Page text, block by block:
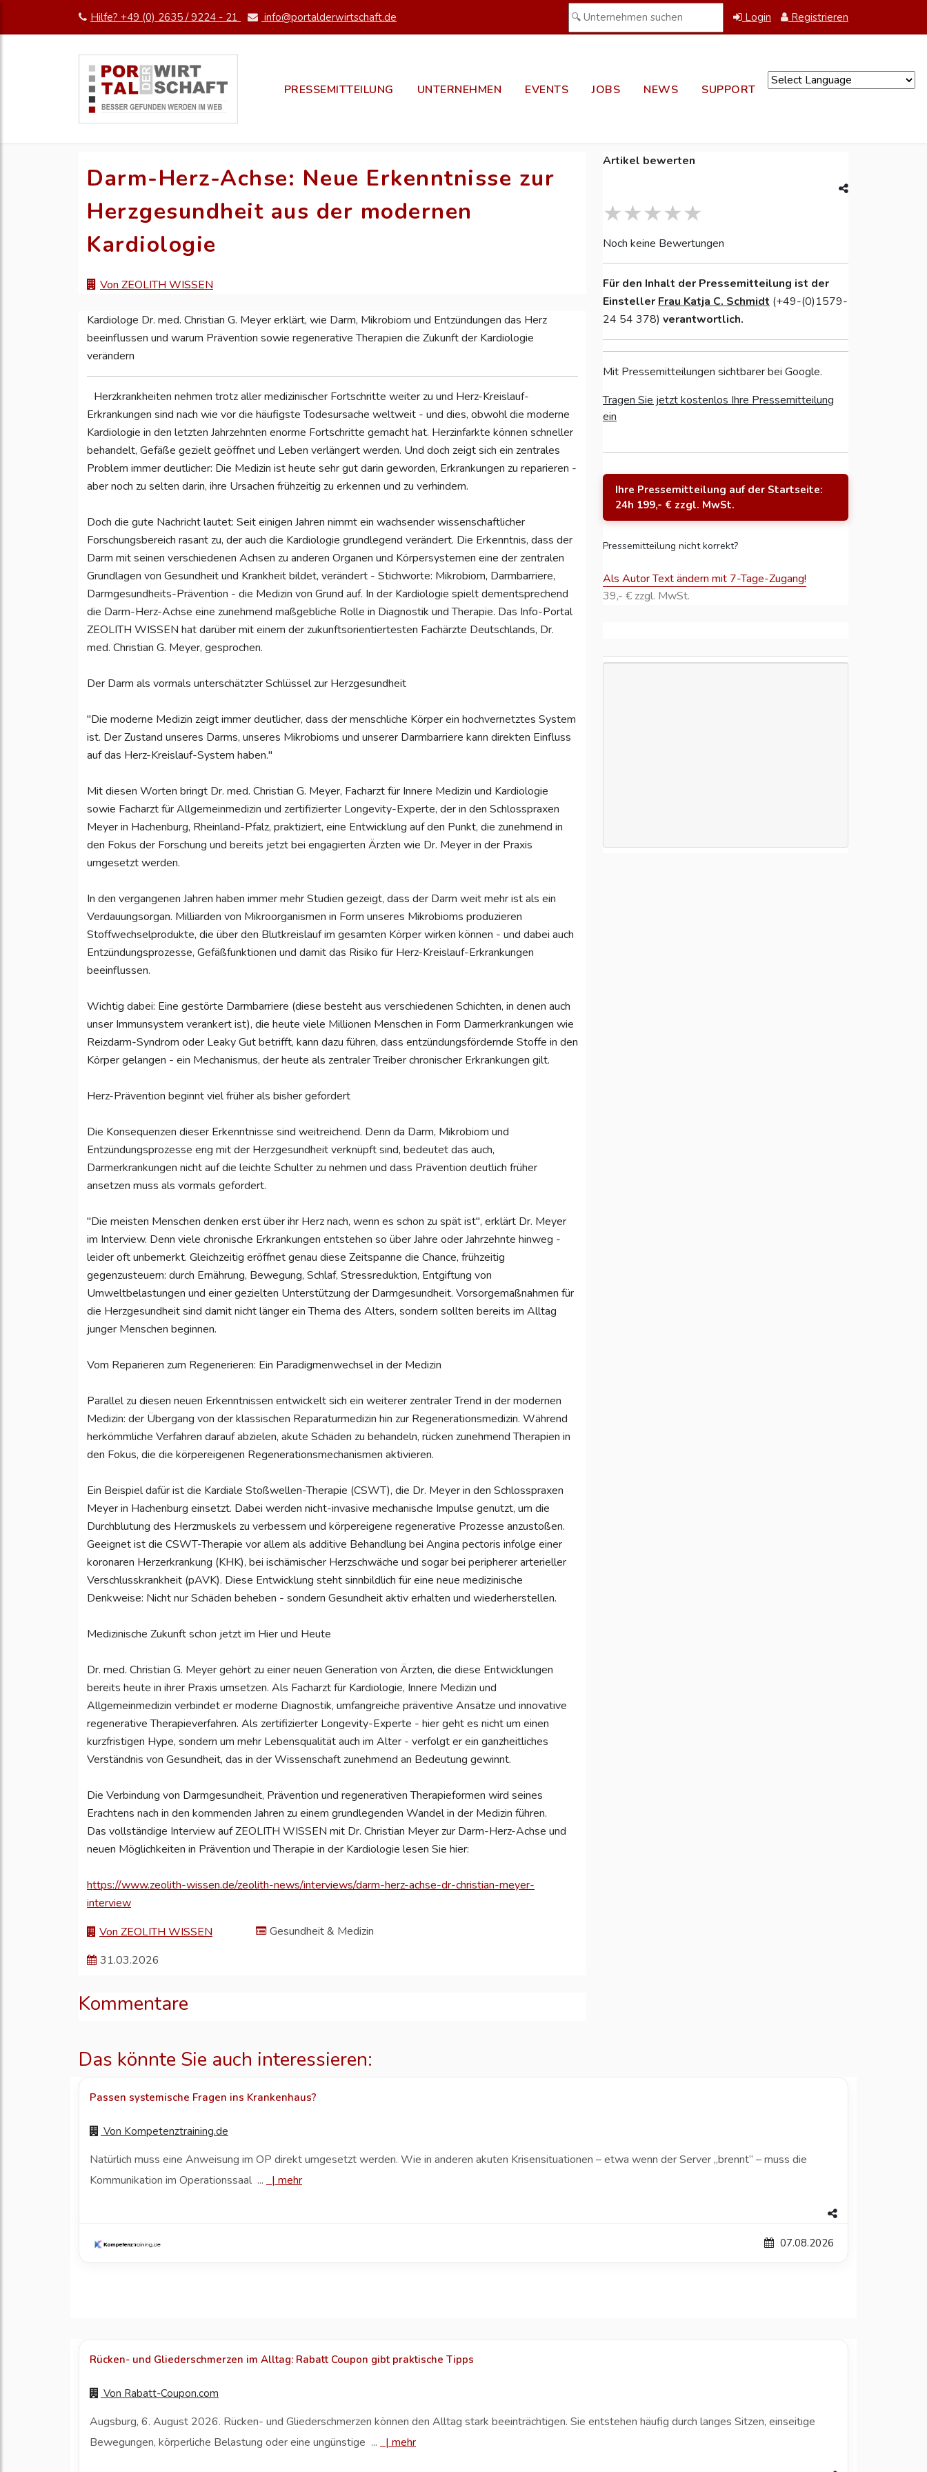
Hilfe? +49 (0) 2635 / 9224 - 21 info@portalderwirtschaft.de Login Registrieren
PRESSEMITTEILUNG UNTERNEHMEN EVENTS JOBS NEWS SUPPORT
Darm-Herz-Achse: Neue Erkenntnisse zur
Herzgesundheit aus der modernen
Kardiologie
Von ZEOLITH WISSEN
Kardiologe Dr. med. Christian G. Meyer erklärt, wie Darm, Mikrobiom und Entzündungen das Herz
beeinflussen und warum Prävention sowie regenerative Therapien die Zukunft der Kardiologie
verändern
Herzkrankheiten nehmen trotz aller medizinischer Fortschritte weiter zu und Herz-Kreislauf-
Erkrankungen sind nach wie vor die häufigste Todesursache weltweit - und dies, obwohl die moderne
Kardiologie in den letzten Jahrzehnten enorme Fortschritte gemacht hat. Herzinfarkte können schneller
behandelt, Gefäße gezielt geöffnet und Leben verlängert werden. Und doch zeigt sich ein zentrales
Problem immer deutlicher: Die Medizin ist heute sehr gut darin geworden, Erkrankungen zu reparieren -
aber noch zu selten darin, ihre Ursachen frühzeitig zu erkennen und zu verhindern.
Doch die gute Nachricht lautet: Seit einigen Jahren nimmt ein wachsender wissenschaftlicher
Forschungsbereich rasant zu, der auch die Kardiologie grundlegend verändert. Die Erkenntnis, dass der
Darm mit seinen verschiedenen Achsen zu anderen Organen und Körpersystemen eine der zentralen
Grundlagen von Gesundheit und Krankheit bildet, verändert - Stichworte: Mikrobiom, Darmbarriere,
Darmgesundheits-Prävention - die Medizin von Grund auf. In der Kardiologie spielt dementsprechend
die Darm-Herz-Achse eine zunehmend maßgebliche Rolle in Diagnostik und Therapie. Das Info-Portal
ZEOLITH WISSEN hat darüber mit einem der zukunftsorientiertesten Fachärzte Deutschlands, Dr.
med. Christian G. Meyer, gesprochen.
Der Darm als vormals unterschätzter Schlüssel zur Herzgesundheit
"Die moderne Medizin zeigt immer deutlicher, dass der menschliche Körper ein hochvernetztes System
ist. Der Zustand unseres Darms, unseres Mikrobioms und unserer Darmbarriere kann direkten Einfluss
auf das Herz-Kreislauf-System haben."
Mit diesen Worten bringt Dr. med. Christian G. Meyer, Facharzt für Innere Medizin und Kardiologie
sowie Facharzt für Allgemeinmedizin und zertifizierter Longevity-Experte, der in den Schlosspraxen
Meyer in Hachenburg, Rheinland-Pfalz, praktiziert, eine Entwicklung auf den Punkt, die zunehmend in
den Fokus der Forschung und bereits jetzt bei engagierten Ärzten wie Dr. Meyer in der Praxis
umgesetzt werden.
In den vergangenen Jahren haben immer mehr Studien gezeigt, dass der Darm weit mehr ist als ein
Verdauungsorgan. Milliarden von Mikroorganismen in Form unseres Mikrobioms produzieren
Stoffwechselprodukte, die über den Blutkreislauf im gesamten Körper wirken können - und dabei auch
Entzündungsprozesse, Gefäßfunktionen und damit das Risiko für Herz-Kreislauf-Erkrankungen
beeinflussen.
Wichtig dabei: Eine gestörte Darmbarriere (diese besteht aus verschiedenen Schichten, in denen auch
unser Immunsystem verankert ist), die heute viele Millionen Menschen in Form Darmerkrankungen wie
Reizdarm-Syndrom oder Leaky Gut betrifft, kann dazu führen, dass entzündungsfördernde Stoffe in den
Körper gelangen - ein Mechanismus, der heute als zentraler Treiber chronischer Erkrankungen gilt.
Herz-Prävention beginnt viel früher als bisher gefordert
Die Konsequenzen dieser Erkenntnisse sind weitreichend. Denn da Darm, Mikrobiom und
Entzündungsprozesse eng mit der Herzgesundheit verknüpft sind, bedeutet das auch,
Darmerkrankungen nicht auf die leichte Schulter zu nehmen und dass Prävention deutlich früher
ansetzen muss als vormals gefordert.
"Die meisten Menschen denken erst über ihr Herz nach, wenn es schon zu spät ist", erklärt Dr. Meyer
im Interview. Denn viele chronische Erkrankungen entstehen so über Jahre oder Jahrzehnte hinweg -
leider oft unbemerkt. Gleichzeitig eröffnet genau diese Zeitspanne die Chance, frühzeitig
gegenzusteuern: durch Ernährung, Bewegung, Schlaf, Stressreduktion, Entgiftung von
Umweltbelastungen und einer gezielten Unterstützung der Darmgesundheit. Vorsorgemaßnahmen für
die Herzgesundheit sind damit nicht länger ein Thema des Alters, sondern sollten bereits im Alltag
junger Menschen beginnen.
Vom Reparieren zum Regenerieren: Ein Paradigmenwechsel in der Medizin
Parallel zu diesen neuen Erkenntnissen entwickelt sich ein weiterer zentraler Trend in der modernen
Medizin: der Übergang von der klassischen Reparaturmedizin hin zur Regenerationsmedizin. Während
herkömmliche Verfahren darauf abzielen, akute Schäden zu behandeln, rücken zunehmend Therapien in
den Fokus, die die körpereigenen Regenerationsmechanismen aktivieren.
Ein Beispiel dafür ist die Kardiale Stoßwellen-Therapie (CSWT), die Dr. Meyer in den Schlosspraxen
Meyer in Hachenburg einsetzt. Dabei werden nicht-invasive mechanische Impulse genutzt, um die
Durchblutung des Herzmuskels zu verbessern und körpereigene regenerative Prozesse anzustoßen.
Geeignet ist die CSWT-Therapie vor allem als additive Behandlung bei Angina pectoris infolge einer
koronaren Herzerkrankung (KHK), bei ischämischer Herzschwäche und sogar bei peripherer arterieller
Verschlusskrankheit (pAVK). Diese Entwicklung steht sinnbildlich für eine neue medizinische
Denkweise: Nicht nur Schäden beheben - sondern Gesundheit aktiv erhalten und wiederherstellen.
Medizinische Zukunft schon jetzt im Hier und Heute
Dr. med. Christian G. Meyer gehört zu einer neuen Generation von Ärzten, die diese Entwicklungen
bereits heute in ihrer Praxis umsetzen. Als Facharzt für Kardiologie, Innere Medizin und
Allgemeinmedizin verbindet er moderne Diagnostik, umfangreiche präventive Ansätze und innovative
regenerative Therapieverfahren. Als zertifizierter Longevity-Experte - hier geht es nicht um einen
kurzfristigen Hype, sondern um mehr Lebensqualität auch im Alter - verfolgt er ein ganzheitliches
Verständnis von Gesundheit, das in der Wissenschaft zunehmend an Bedeutung gewinnt.
Die Verbindung von Darmgesundheit, Prävention und regenerativen Therapieformen wird seines
Erachtens nach in den kommenden Jahren zu einem grundlegenden Wandel in der Medizin führen.
Das vollständige Interview auf ZEOLITH WISSEN mit Dr. Christian Meyer zur Darm-Herz-Achse und
neuen Möglichkeiten in Prävention und Therapie in der Kardiologie lesen Sie hier:
https://www.zeolith-wissen.de/zeolith-news/interviews/darm-herz-achse-dr-christian-meyer-
interview
Von ZEOLITH WISSEN
Gesundheit & Medizin
31.03.2026
Kommentare
Artikel bewerten
Noch keine Bewertungen
Für den Inhalt der Pressemitteilung ist der
Einsteller Frau Katja C. Schmidt (+49-(0)1579-
24 54 378) verantwortlich.
Mit Pressemitteilungen sichtbarer bei Google.
Tragen Sie jetzt kostenlos Ihre Pressemitteilung
ein
Ihre Pressemitteilung auf der Startseite:
24h 199,- € zzgl. MwSt.
Pressemitteilung nicht korrekt?
Als Autor Text ändern mit 7-Tage-Zugang!
39,- € zzgl. MwSt.
Das könnte Sie auch interessieren:
Passen systemische Fragen ins Krankenhaus?
Von Kompetenztraining.de
Natürlich muss eine Anweisung im OP direkt umgesetzt werden. Wie in anderen akuten Krisensituationen – etwa wenn der Server „brennt“ – muss die
Kommunikation im Operationssaal ... |mehr
07.08.2026
Rücken- und Gliederschmerzen im Alltag: Rabatt Coupon gibt praktische Tipps
Von Rabatt-Coupon.com
Augsburg, 6. August 2026. Rücken- und Gliederschmerzen können den Alltag stark beeinträchtigen. Sie entstehen häufig durch langes Sitzen, einseitige
Bewegungen, körperliche Belastung oder eine ungünstige ... |mehr